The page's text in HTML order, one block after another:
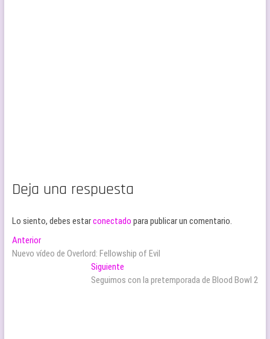
Deja una respuesta
Lo siento, debes estarconectado para publicar un comentario.
Navegación
de
AnteriorEntrada
anterior:
Nuevo vídeo de Overlord: Fellowship of Evil
Siguiente
siguiente:
Seguimos con la pretemporada de Blood Bowl 2